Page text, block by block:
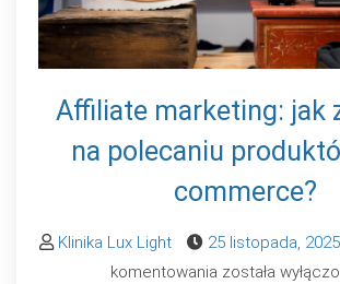
Affiliate marketing: jak
na polecaniu
commerce?
Klinika Lux Light 25 listopada, 2025
komentowania Affiliate
została